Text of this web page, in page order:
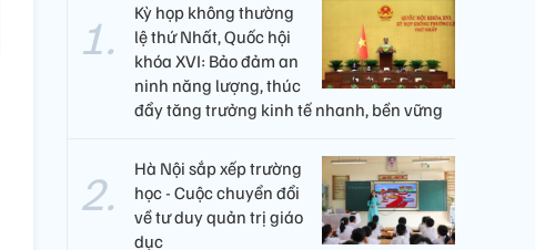
Kỳ họp không thường
lệ thứ Nhất, Quốc hội
khóa XVI: Bảo đảm an
ninh năng lượng, thúc
đẩy tăng trưởng kinh tế nhanh, bền vững
Hà Nội sắp xếp trường
học - Cuộc chuyển đổi
về tư duy quản trị giáo
dục